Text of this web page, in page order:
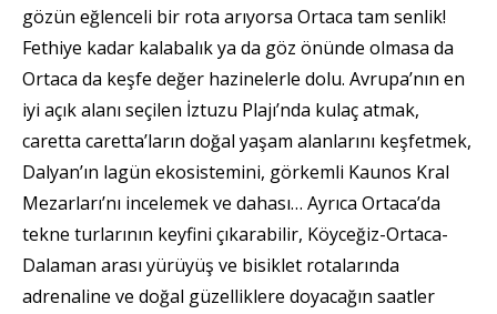
gözün eğlenceli bir rota arıyorsa Ortaca tam senlik!
Fethiye kadar kalabalık ya da göz önünde olmasa da
Ortaca da keşfe değer hazinelerle dolu. Avrupa’nın en
iyi açık alanı seçilen İztuzu Plajı’nda kulaç atmak,
caretta caretta’ların doğal yaşam alanlarını keşfetmek,
Dalyan’ın lagün ekosistemini, görkemli Kaunos Kral
Mezarları’nı incelemek ve dahası… Ayrıca Ortaca’da
tekne turlarının keyfini çıkarabilir, Köyceğiz-Ortaca-
Dalaman arası yürüyüş ve bisiklet rotalarında
adrenaline ve doğal güzelliklere doyacağın saatler